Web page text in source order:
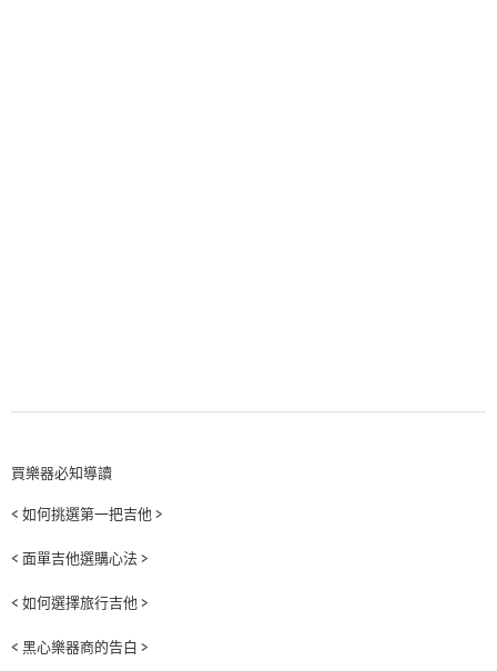
買樂器必知導讀
< 如何挑選第一把吉他 >
< 面單吉他選購心法 >
< 如何選擇旅行吉他 >
< 黑心樂器商的告白 >